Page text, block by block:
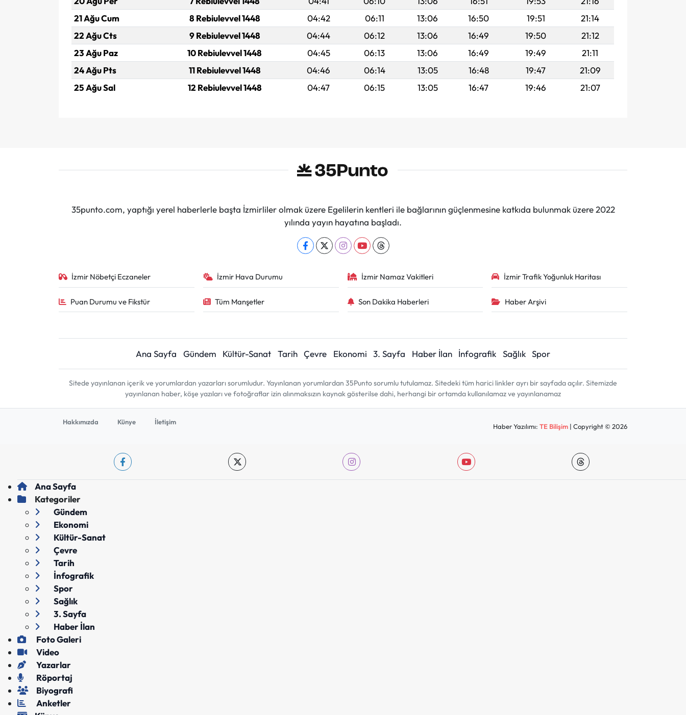
21 Ağu Cum
8 Rebiulevvel 1448 04:42 06:11 13:06 16:50 19:51
21:14
22 Ağu Cts
9 Rebiulevvel 1448 04:44 06:12 13:06 16:49 19:50
21:12
23 Ağu Paz
10 Rebiulevvel 1448 04:45 06:13 13:06 16:49 19:49
21:11
24 Ağu Pts
11 Rebiulevvel 1448 04:46 06:14 13:05 16:48 19:47
21:09
25 Ağu Sal
12 Rebiulevvel 1448 04:47 06:15 13:05 16:47 19:46 21:07
35punto.com, yaptığı yerel haberlerle başta İzmirliler olmak üzere Egelilerin kentleri ile bağlarının güçlenmesine katkıda bulunmak üzere 2022
yılında yayın hayatına başladı.
İzmir Nöbetçi Eczaneler İzmir Hava Durumu İzmir Namaz Vakitleri İzmir Trafik Yoğunluk Haritası
Puan Durumu ve Fikstür Tüm Manşetler Son Dakika Haberleri Haber Arşivi
Ana Sayfa Gündem Kültür-Sanat Tarih Çevre Ekonomi 3. Sayfa Haber İlan İnfografik Sağlık Spor
Sitede yayınlanan içerik ve yorumlardan yazarları sorumludur. Yayınlanan yorumlardan 35Punto sorumlu tutulamaz. Sitedeki tüm harici linkler ayrı bir sayfada açılır. Sitemizde
yayınlanan haber, köşe yazıları ve fotoğraflar izin alınmaksızın kaynak gösterilse dahi, herhangi bir ortamda kullanılamaz ve yayınlanamaz
Hakkımızda Künye İletişim
Haber Yazılımı:TE Bilişim | Copyright © 2026
Ana Sayfa
Kategoriler
Gündem
Ekonomi
Kültür-Sanat
Çevre
Tarih
İnfografik
Spor
Sağlık
3. Sayfa
Haber İlan
Foto Galeri
Video
Yazarlar
Röportaj
Biyografi
Anketler